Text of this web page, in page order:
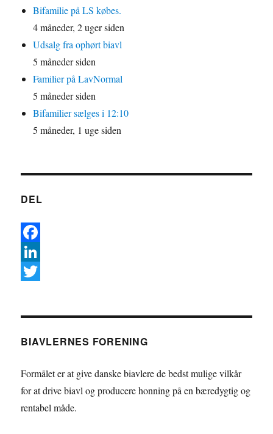
Bifamilie på LS købes.
4 måneder, 2 uger siden
Udsalg fra ophørt biavl
5 måneder siden
Familier på LavNormal
5 måneder siden
Bifamilier sælges i 12:10
5 måneder, 1 uge siden
DEL
F
a
o
o
k
L
e
d
I
n
t
t
e
r
BIAVLERNES FORENING
Formålet er at give danske biavlere de bedst mulige vilkår
for at drive biavl og producere honning på en bæredygtig og
rentabel måde.